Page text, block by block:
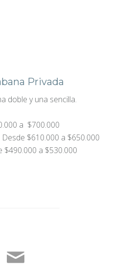
Privada
doble y una sencilla.
a $700.000
$610.000 a $650.000
$490.000 a $530.000